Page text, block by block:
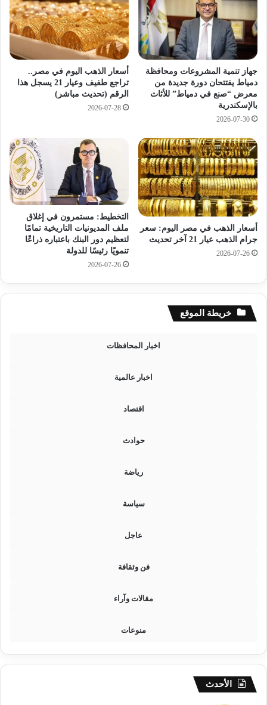
ع
ي
ا
ر
2
1
م
ف
ا
ج
ة
ي
خ
س
ر
4
8
5
ج
ن
ي
ا
خ
ل
ا
ل
أ
ب
و
ع
ن
و
س
ط
س
ب
جهاز تنمية المشروعات ومحافظة
دمياط يفتتحان دورة جديدة من
معرض “صنع في دمياط” للأثاث
بالإسكندرية
2026-07-30
أسعار الذهب اليوم في مصر..
تراجع طفيف وعيار 21 يسجل هذا
الرقم (تحديث مباشر)
2026-07-28
أسعار الذهب في مصر اليوم: سعر
جرام الذهب عيار 21 آخر تحديث
2026-07-26
التخطيط: مستمرون في إغلاق
ملف المديونيات التاريخية تمامًا
لتعظيم دور البنك باعتباره ذراعًا
تنمويًا رئيسًا للدولة
2026-07-26
خريطة الموقع
اخبار المحافظات
اخبار عالمية
اقتصاد
حوادث
رياضة
سياسة
عاجل
فن وثقافة
مقالات وآراء
منوعات
الأحدث